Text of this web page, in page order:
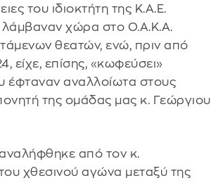
του ιδιοκτήτη της Κ.Α.Ε.
λάμβαναν χώρα στο Ο.Α.Κ.Α.
θεατών, ενώ, πριν από
είχε, επίσης, «κωφεύσει»
έφταναν αναλλοίωτα στους
της ομάδας μας κ. Γεώργιου
από τον κ.
χθεσινού αγώνα μεταξύ της